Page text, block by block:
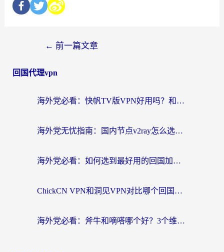
← 前一篇文章
回国代理vpn
海外党必看：快帆TV版VPN好用吗？和快游VPN对比哪个回国效果更好？附实用避坑指南
海外党无忧指南：国内节点v2ray怎么选？一键回国VPN+多场景实测帮你避坑
海外党必看：如何选到最好用的回国加速器？从节点到售后的全维度指南
ChickCN VPN和洞见VPN对比哪个回国效果更好？海外党亲测3款加速器+避坑指南
海外党必看：斧牛和嘀嗒哪个好？3个维度教你选对回国加速器